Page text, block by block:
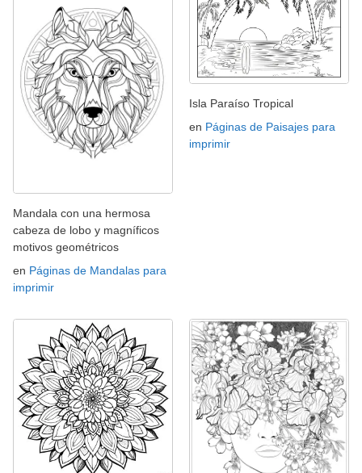
Mandala con una hermosa
cabeza de lobo y magníficos
motivos geométricos
en Páginas de Mandalas para
imprimir
Isla Paraíso Tropical
en Páginas de Paisajes para
imprimir